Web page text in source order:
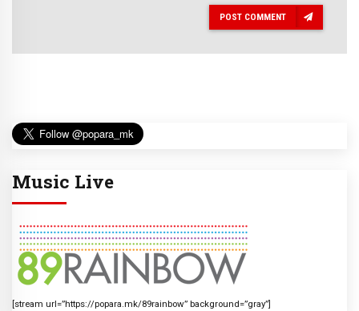
POST COMMENT
Music Live
[stream url=”https://popara.mk/89rainbow” background=”gray”]